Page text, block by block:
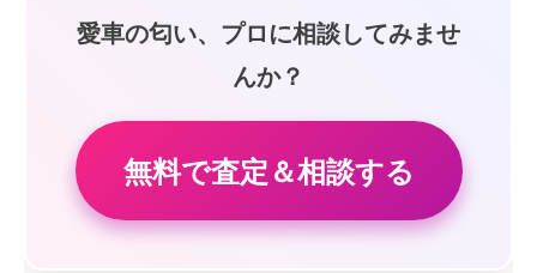
愛車の匂い、プロに相談してみませ
んか？
無料で査定＆相談する